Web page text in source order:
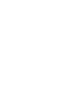
של מותג
גלובלית. וכאשר
שלהם
ומוכרים
'מותג של רכב
צ'רי לג'אקו, לפי
בעסק, והכל